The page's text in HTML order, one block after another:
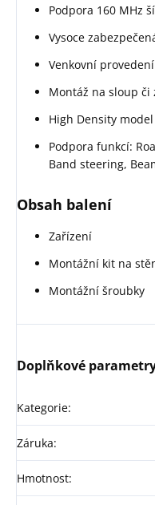
Podpora 160 MHz
Vysoce
Venkovní
Montáž na sloup či
High Density
Podpora funkcí:
Band steering,
Obsah balení
Zařízení
Montážní kit na
Montážní šroubky
Doplňkové
Kategorie:
Záruka:
Hmotnost: